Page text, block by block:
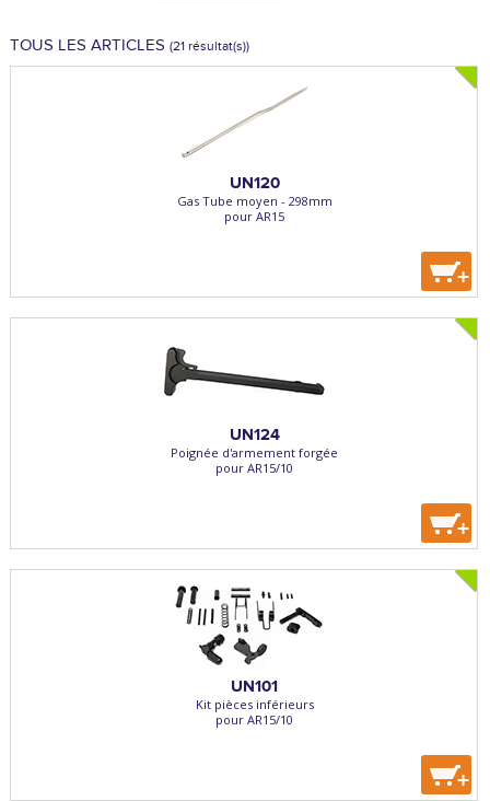
TOUS LES ARTICLES (21 résultat(s))
UN120
Gas Tube moyen - 298mm
pour AR15
+
UN124
Poignée d'armement forgée
pour AR15/10
+
UN101
Kit pièces inférieurs
pour AR15/10
+